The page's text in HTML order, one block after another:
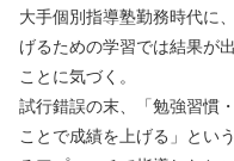
大手個別指導塾勤務時代に
げるための学習では結果が
ことに気づく。
試行錯誤の末、「勉強習慣
ことで成績を上げる」とい